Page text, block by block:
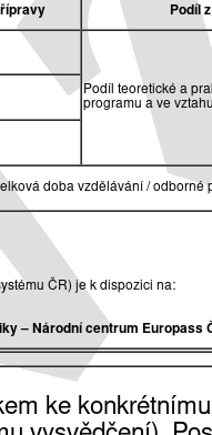
Podíl
Podíl teoretické a
programu a ve
doba vzdělávání /
ČR) je k dispozici na:
– Národní centrum Europass
ke